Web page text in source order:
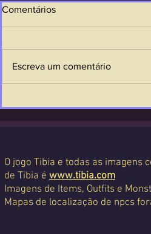
Comentários
Escreva um comentário
O jogo Tibia e todas as imagens
de Tibia é www.tibia.com
Imagens de Items, Outfits e
Mapas de localização de npcs